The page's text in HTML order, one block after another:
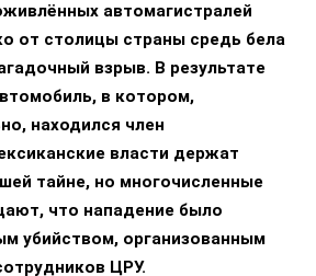
автомагистралей
от столицы страны средь бела
взрыв. В результате
в котором,
находился член
власти держат
тайне, но многочисленные
что нападение было
убийством, организованным
ЦРУ.